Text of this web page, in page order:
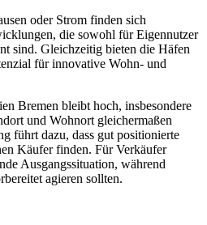
oder Strom finden sich
die sowohl für Eigennutzer
sind. Gleichzeitig bieten die Häfen
für innovative Wohn- und
Bremen bleibt hoch, insbesondere
und Wohnort gleichermaßen
führt dazu, dass gut positionierte
Käufer finden. Für Verkäufer
Ausgangssituation, während
agieren sollten.